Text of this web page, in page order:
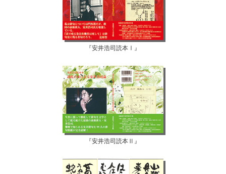
『安井浩司読本Ⅰ』
『安井浩司読本Ⅱ』